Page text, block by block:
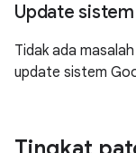
Update
Tidak ada
update sistem